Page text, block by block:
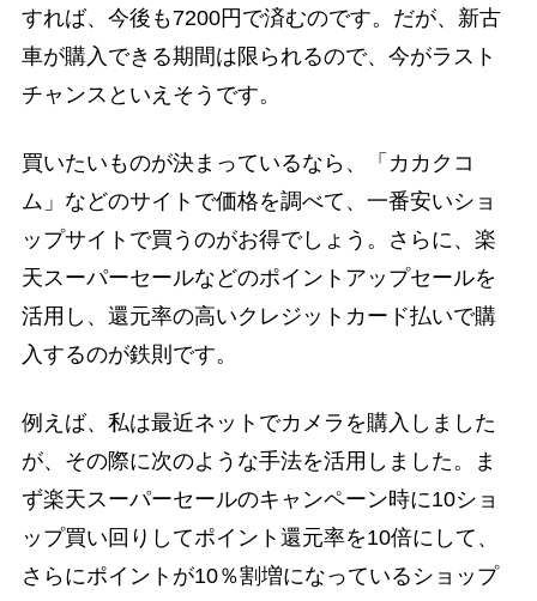
すれば、今後も7200円で済むのです。だが、新古
車が購入できる期間は限られるので、今がラスト
チャンスといえそうです。
買いたいものが決まっているなら、「カカクコ
ム」などのサイトで価格を調べて、一番安いショ
ップサイトで買うのがお得でしょう。さらに、楽
天スーパーセールなどのポイントアップセールを
活用し、還元率の高いクレジットカード払いで購
入するのが鉄則です。
例えば、私は最近ネットでカメラを購入しました
が、その際に次のような手法を活用しました。ま
ず楽天スーパーセールのキャンペーン時に10ショ
ップ買い回りしてポイント還元率を10倍にして、
さらにポイントが10％割増になっているショップ